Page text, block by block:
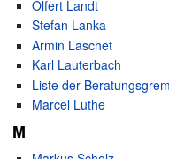
Olfert Landt
Stefan Lanka
Armin Laschet
Karl Lauterbach
Liste der
Marcel Luthe
M